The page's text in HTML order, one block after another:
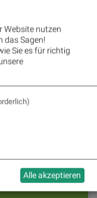
jd.com, voestalpine,
den Hello bank!100!
Rekord
Website nutzen
das Sagen!
Sie es für richtig
Alle akzeptieren